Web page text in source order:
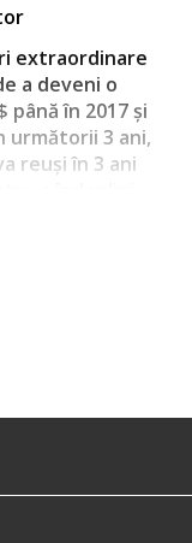
extraordinare
a deveni o
până în 2017 și
următorii 3 ani,
reuși în 3 ani
a îndeplini.